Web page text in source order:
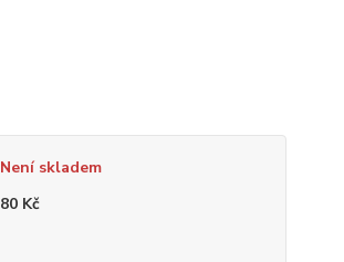
Není skladem
80 Kč